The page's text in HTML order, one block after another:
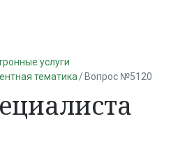
услуги
тематика Вопрос №5120